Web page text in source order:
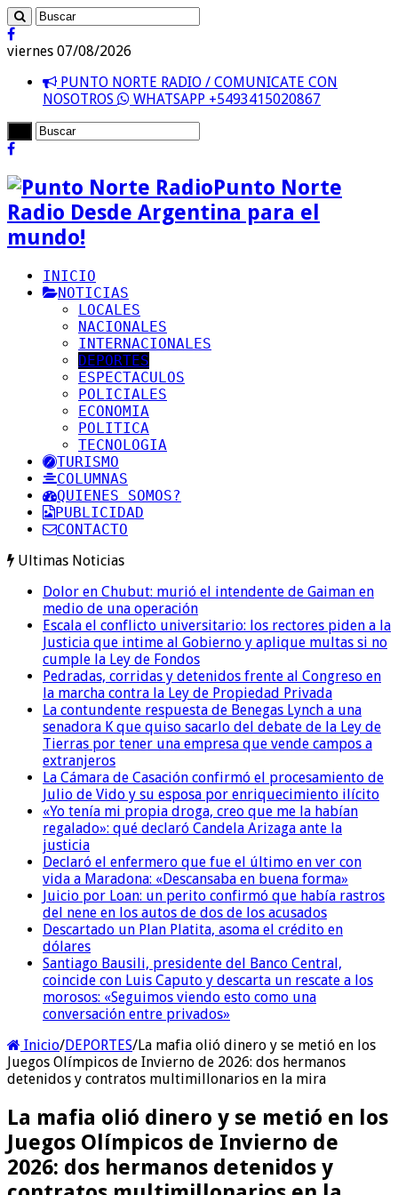
viernes 07/08/2026
PUNTO NORTE RADIO / COMUNICATE CON
NOSOTROS
WHATSAPP +5493415020867
Punto Norte
Radio Desde Argentina para el
mundo!
INICIO
NOTICIAS
LOCALES
NACIONALES
INTERNACIONALES
DEPORTES
ESPECTACULOS
POLICIALES
ECONOMIA
POLITICA
TECNOLOGIA
TURISMO
COLUMNAS
QUIENES SOMOS?
PUBLICIDAD
CONTACTO
Ultimas Noticias
Dolor en Chubut: murió el intendente de Gaiman en
medio de una operación
Escala el conflicto universitario: los rectores piden a la
Justicia que intime al Gobierno y aplique multas si no
cumple la Ley de Fondos
Pedradas, corridas y detenidos frente al Congreso en
la marcha contra la Ley de Propiedad Privada
La contundente respuesta de Benegas Lynch a una
senadora K que quiso sacarlo del debate de la Ley de
Tierras por tener una empresa que vende campos a
extranjeros
La Cámara de Casación confirmó el procesamiento de
Julio de Vido y su esposa por enriquecimiento ilícito
«Yo tenía mi propia droga, creo que me la habían
regalado»: qué declaró Candela Arizaga ante la
justicia
Declaró el enfermero que fue el último en ver con
vida a Maradona: «Descansaba en buena forma»
Juicio por Loan: un perito confirmó que había rastros
del nene en los autos de dos de los acusados
Descartado un Plan Platita, asoma el crédito en
dólares
Santiago Bausili, presidente del Banco Central,
coincide con Luis Caputo y descarta un rescate a los
morosos: «Seguimos viendo esto como una
conversación entre privados»
Inicio/DEPORTES/La mafia olió dinero y se metió en los
Juegos Olímpicos de Invierno de 2026: dos hermanos
detenidos y contratos multimillonarios en la mira
La mafia olió dinero y se metió en los
Juegos Olímpicos de Invierno de
2026: dos hermanos detenidos y